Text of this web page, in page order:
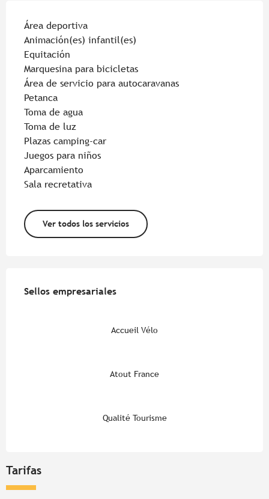
Área deportiva
Animación(es) infantil(es)
Equitación
Marquesina para bicicletas
Área de servicio para autocaravanas
Petanca
Toma de agua
Toma de luz
Plazas camping-car
Juegos para niños
Aparcamiento
Sala recretativa
Ver todos los servicios
Sellos empresariales
Sellos empresariales
Accueil Vélo
Atout France
Qualité Tourisme
Tarifas